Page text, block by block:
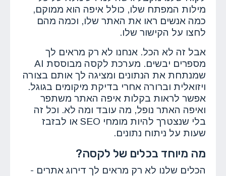
מילות המפתח שלו, כולל איפה הוא ממוקם,
כמה אנשים ראו את האתר שלו, וכמה מהם
לחצו על הקישור שלו.
אבל זה לא הכל. אנחנו לא רק מראים לך
מספרים יבשים. מערכת לקסה מבוססת AI
שמנתחת את הנתונים ומציגה לך אותם בצורה
ויזואלית וברורה אחרי בדיקת מיקומים בגוגל.
אפשר לראות בקלות איפה האתר משתפר
ואיפה האתר נופל, מה עובד ומה לא. וכל זה
בלי שנצטרך להיות מומחי SEO או לבזבז
שעות על ניתוח נתונים.
מה מיוחד בכלים של לקסה?
הכלים שלנו לא רק מראים לך דירוג אתרים -